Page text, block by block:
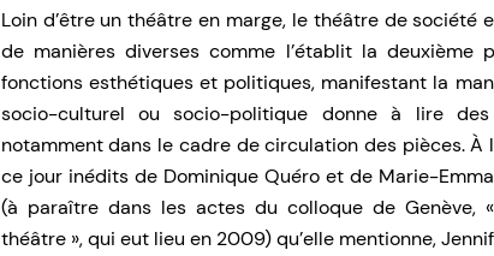
Loin d’être un théâtre en marge, le théâtre de société
de manières diverses comme l’établit la deuxième
fonctions esthétiques et politiques, manifestant la
socio-culturel ou socio-politique donne à lire des
notamment dans le cadre de circulation des pièces. À
ce jour inédits de Dominique Quéro et de Marie-
(à paraître dans les actes du colloque de Genève,
théâtre », qui eut lieu en 2009) qu’elle mentionne,